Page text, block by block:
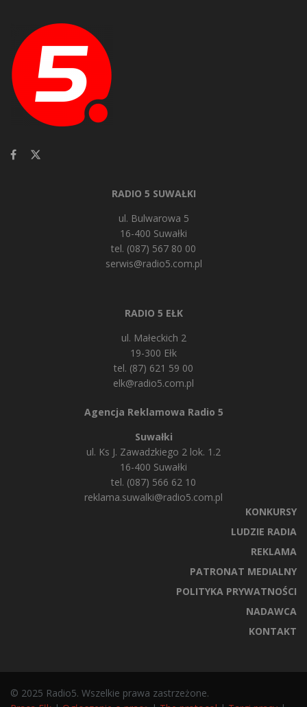
RADIO 5 SUWAŁKI
ul. Bulwarowa 5
16-400 Suwałki
tel. (087) 567 80 00
serwis@radio5.com.pl
RADIO 5 EŁK
ul. Małeckich 2
19-300 Ełk
tel. (87) 621 59 00
elk@radio5.com.pl
Agencja Reklamowa Radio 5
Suwałki
ul. Ks J. Zawadzkiego 2 lok. 1.2
16-400 Suwałki
tel. (087) 566 62 10
reklama.suwalki@radio5.com.pl
KONKURSY
LUDZIE RADIA
REKLAMA
PATRONAT MEDIALNY
POLITYKA PRYWATNOŚCI
NADAWCA
KONTAKT
© 2025 Radio5. Wszelkie prawa zastrzeżone.